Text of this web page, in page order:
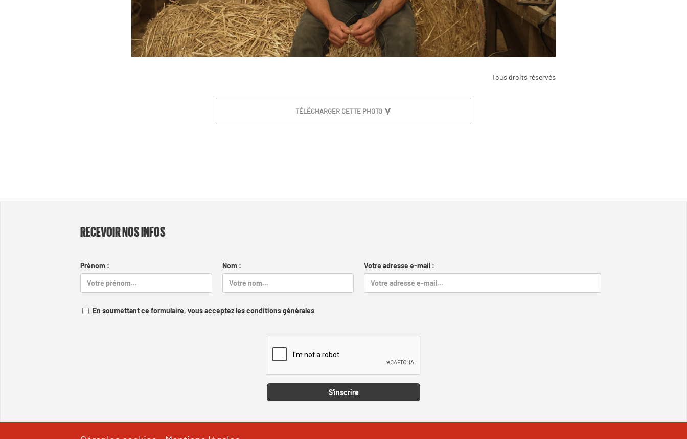
Tous droits réservés
TÉLÉCHARGER CETTE PHOTO
RECEVOIR NOS INFOS
Prénom : Nom : Votre adresse e-mail :
En soumettant ce formulaire, vous acceptez les conditions générales
S'inscrire